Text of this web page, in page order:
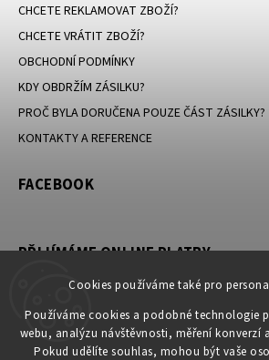
Cookies používáme také pro
Používáme cookies a podobné technologie
webu, analýzu návštěvnosti, měření konverzí
Pokud udělíte souhlas, mohou být vaše
CHCETE REKLAMOVAT ZBOŽÍ?
CHCETE VRÁTIT ZBOŽÍ?
OBCHODNÍ PODMÍNKY
KDY OBDRŽÍM ZÁSILKU?
PROČ BYLA DORUČENA POUZE ČÁST ZÁSILKY?
KONTAKTY A REFERENCE
FACEBOOK
PŘIJÍMÁME ONLINE PLATBY
KONTAKT